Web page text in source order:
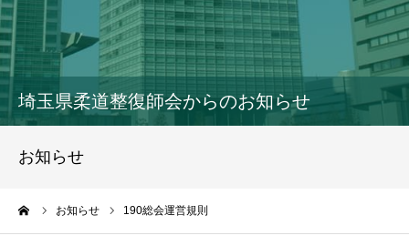
埼玉県柔道整復師会からのお知らせ
お知らせ
お知らせ 190総会運営規則
柔道整復師とは
接骨院・整骨院検索